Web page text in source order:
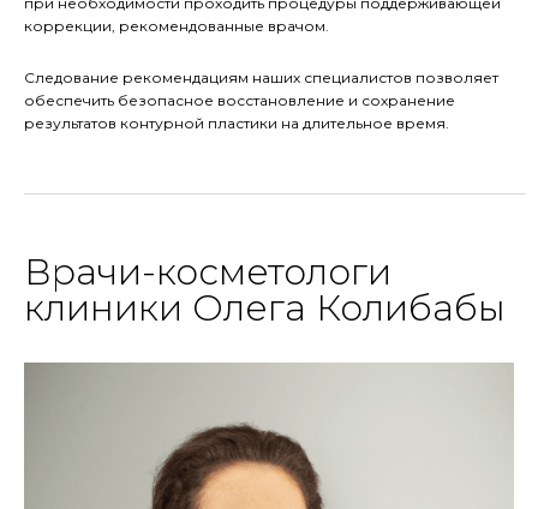
коррекции, рекомендованные врачом.
Следование рекомендациям наших специалистов позволяет
обеспечить безопасное восстановление и сохранение
результатов контурной пластики на длительное время.
Врачи-косметологи
клиники Олега Колибабы